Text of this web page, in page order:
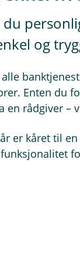
du
og
Enten du
en rådgiver –
er kåret til